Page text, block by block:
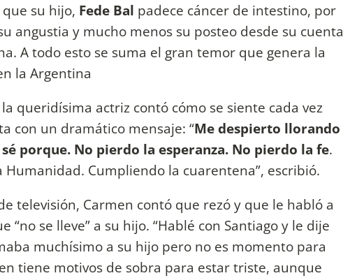
su hijo, Fede Bal padece cáncer de intestino, por
angustia y mucho menos su posteo desde su cuenta
A todo esto se suma el gran temor que genera la
la Argentina
queridísima actriz contó cómo se siente cada vez
con un dramático mensaje: “Me despierto llorando
porque. No pierdo la esperanza. No pierdo la fe.
Cumpliendo la cuarentena”, escribió.
televisión, Carmen contó que rezó y que le habló a
“no se lleve” a su hijo. “Hablé con Santiago y le dije
muchísimo a su hijo pero no es momento para
tiene motivos de sobra para estar triste, aunque